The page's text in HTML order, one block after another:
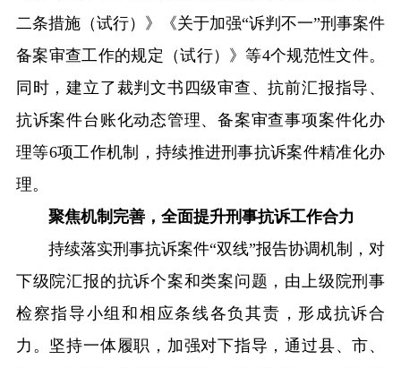
二条措施（试行）》《关于加强“诉判不一”刑事案件
备案审查工作的规定（试行）》等4个规范性文件。
同时，建立了裁判文书四级审查、抗前汇报指导、
抗诉案件台账化动态管理、备案审查事项案件化办
理等6项工作机制，持续推进刑事抗诉案件精准化办
理。
聚焦机制完善，全面提升刑事抗诉工作合力
持续落实刑事抗诉案件“双线”报告协调机制，对
下级院汇报的抗诉个案和类案问题，由上级院刑事
检察指导小组和相应条线各负其责，形成抗诉合
力。坚持一体履职，加强对下指导，通过县、市、